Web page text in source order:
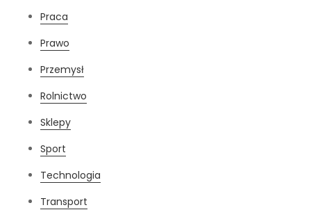
Praca
Prawo
Przemysł
Rolnictwo
Sklepy
Sport
Technologia
Transport